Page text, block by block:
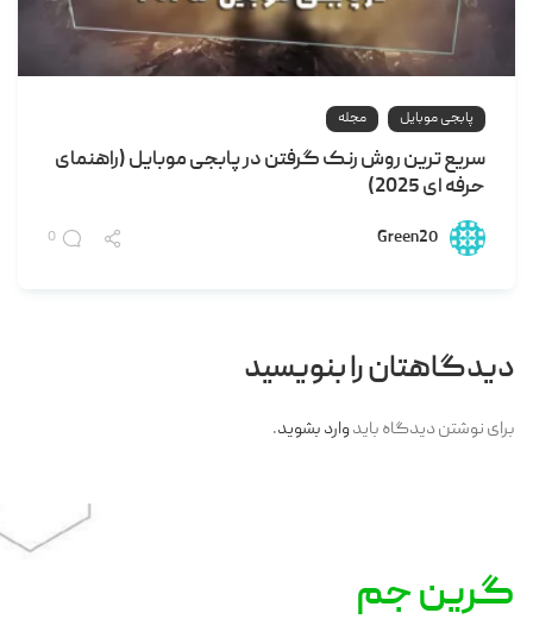
پابجی موبایل مجله
سریع ترین روش رنک گرفتن در پابجی موبایل (راهنمای
حرفه ای 2025)
Green20
0
دیدگاهتان را بنویسید
برای نوشتن دیدگاه بایدوارد بشوید.
گرین جم